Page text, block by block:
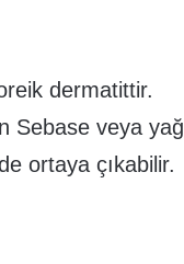
dermatittir.
Sebase veya yağ
ortaya çıkabilir.